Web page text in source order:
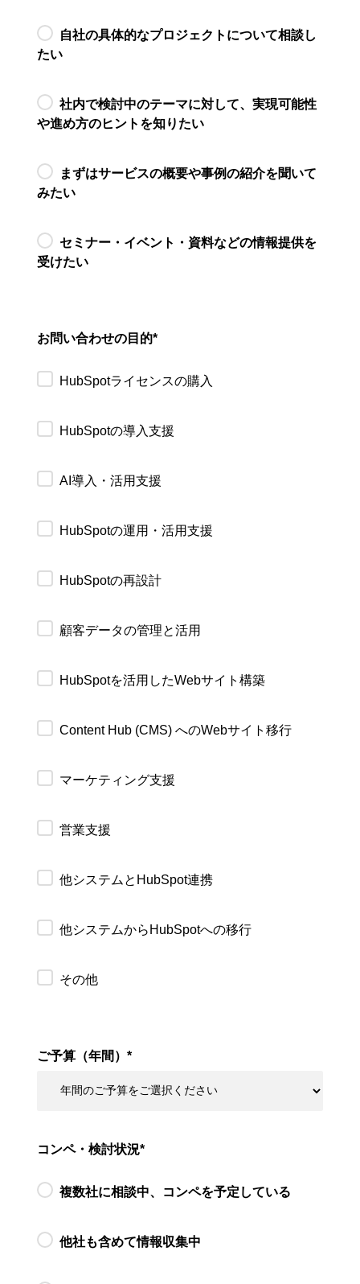
自社の具体的なプロジェクトについて相談し
たい
社内で検討中のテーマに対して、実現可能性
や進め方のヒントを知りたい
まずはサービスの概要や事例の紹介を聞いて
みたい
セミナー・イベント・資料などの情報提供を
受けたい
お問い合わせの目的*
HubSpotライセンスの購入
HubSpotの導入支援
AI導入・活用支援
HubSpotの運用・活用支援
HubSpotの再設計
顧客データの管理と活用
HubSpotを活用したWebサイト構築
Content Hub (CMS) へのWebサイト移行
マーケティング支援
営業支援
他システムとHubSpot連携
他システムからHubSpotへの移行
その他
ご予算（年間）*
コンペ・検討状況*
複数社に相談中、コンペを予定している
他社も含めて情報収集中